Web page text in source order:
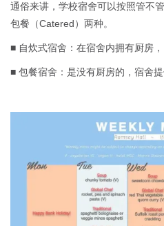
通俗来讲，学校宿舍可以按照管不
包餐（Catered）两种。
■ 自炊式宿舍：在宿舍内拥有厨房，
■ 包餐宿舍：是没有厨房的，宿舍提